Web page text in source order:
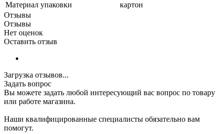
Материал упаковки
картон
Отзывы
Отзывы
Нет оценок
Оставить отзыв
Загрузка отзывов...
Задать вопрос
Вы можете задать любой интересующий вас вопрос по товару
или работе магазина.
Наши квалифицированные специалисты обязательно вам
помогут.